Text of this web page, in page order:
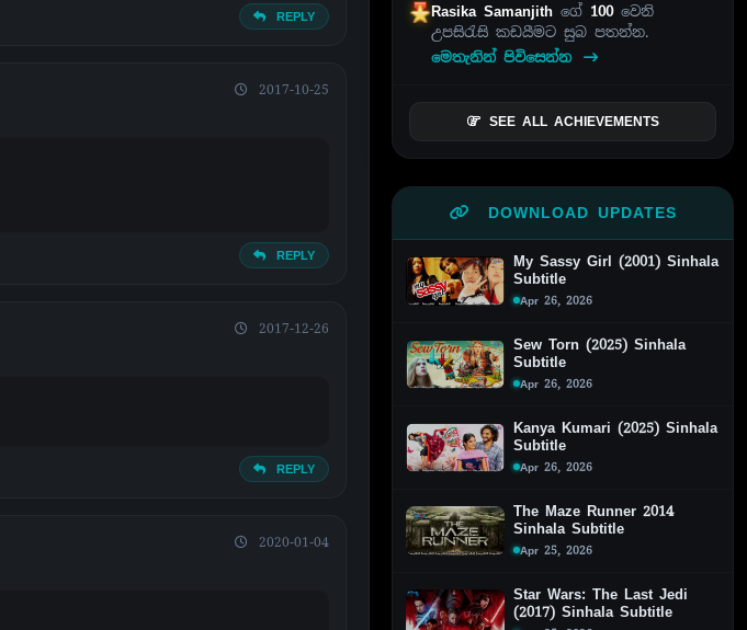
REPLY
2017-10-25
REPLY
2017-12-26
REPLY
2020-01-04
Rasika Samanjithගේ 100වෙනි
උපසිරැසි කඩයීමට සුබ පතන්න.
මෙතැනින් පිවිසෙන්න
SEE ALL ACHIEVEMENTS
DOWNLOAD UPDATES
My Sassy Girl (2001) Sinhala
Subtitle
Apr 26, 2026
Sew Torn (2025) Sinhala
Subtitle
Apr 26, 2026
Kanya Kumari (2025) Sinhala
Subtitle
Apr 26, 2026
The Maze Runner 2014
Sinhala Subtitle
Apr 25, 2026
Star Wars: The Last Jedi
(2017) Sinhala Subtitle